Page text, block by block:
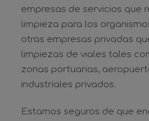
empresas de servicios que
limpieza para los
otras empresas privadas
limpiezas de viales tales
zonas portuarias,
industriales privados.
Estamos seguros de que